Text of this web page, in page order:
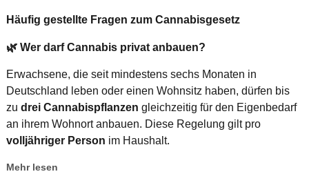
Häufig gestellte Fragen zum Cannabisgesetz
🌿 Wer darf Cannabis privat anbauen?
Erwachsene, die seit mindestens sechs Monaten in
Deutschland leben oder einen Wohnsitz haben, dürfen bis
zu drei Cannabispflanzen gleichzeitig für den Eigenbedarf
an ihrem Wohnort anbauen. Diese Regelung gilt pro
volljähriger Person im Haushalt.
Mehr lesen